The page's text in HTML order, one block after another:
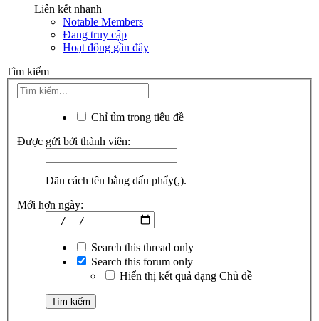
Liên kết nhanh
Notable Members
Đang truy cập
Hoạt động gần đây
Tìm kiếm
Chỉ tìm trong tiêu đề
Được gửi bởi thành viên:
Dãn cách tên bằng dấu phẩy(,).
Mới hơn ngày:
Search this thread only
Search this forum only
Hiển thị kết quả dạng Chủ đề